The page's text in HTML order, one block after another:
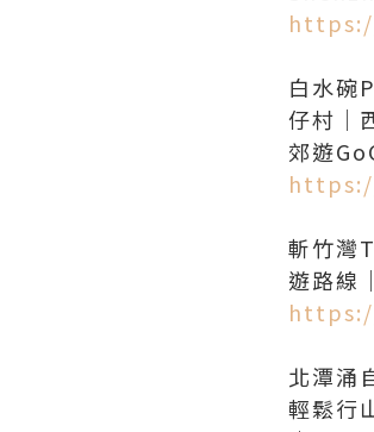
白水碗
仔村｜
斬竹灣
北潭涌
輕鬆行